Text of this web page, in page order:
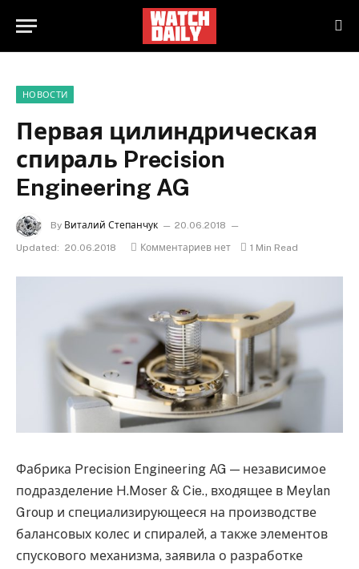
НОВОСТИ
Первая цилиндрическая
спираль Precision
Engineering AG
By Виталий Степанчук
20.06.2018
Updated: 20.06.2018 Комментариев нет 1 Min Read
Фабрика Precision Engineering AG — независимое
подразделение H.Moser & Cie., входящее в Meylan
Group и специализирующееся на производстве
балансовых колес и спиралей, а также элементов
спускового механизма, заявила о разработке